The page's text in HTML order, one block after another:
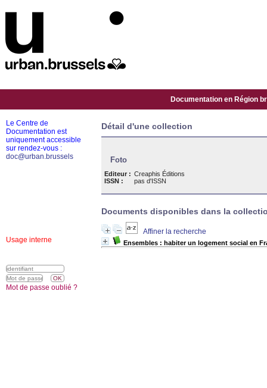
Documentation en Région
Détail d'une collection
Foto
Editeur : Creaphis Éditions
ISSN :
pas d'ISSN
Documents disponibles dans la
Affiner la recherche
Ensembles : habiter un logement social en
Le Centre de
Documentation est
uniquement accessible
sur rendez-vous :
doc@urban.brussels
Usage interne
Mot de passe oublié ?